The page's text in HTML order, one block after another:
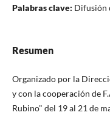
Palabras clave: Difusión
Resumen
Organizado por la
y con la cooperación de
Rubino" del 19 al 21 de